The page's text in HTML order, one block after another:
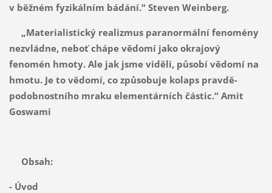
v běžném fyzikálním bádání.“ Steven Weinberg.
„Materialistický realizmus paranormální fenomény
nezvládne, neboť chápe vědomí jako okrajový
fenomén hmoty. Ale jak jsme viděli, působí vědomí na
hmotu. Je to vědomí, co způsobuje kolaps pravdě-
podobnostního mraku elementárních částic.“ Amit
Goswami
Obsah:
- Úvod